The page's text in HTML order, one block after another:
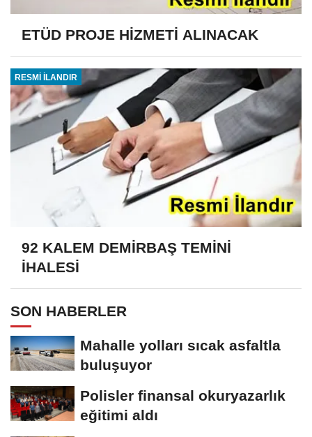
ETÜD PROJE HİZMETİ ALINACAK
RESMİ İLANDIR
92 KALEM DEMİRBAŞ TEMİNİ
İHALESİ
SON HABERLER
Mahalle yolları sıcak asfaltla
buluşuyor
Polisler finansal okuryazarlık
eğitimi aldı